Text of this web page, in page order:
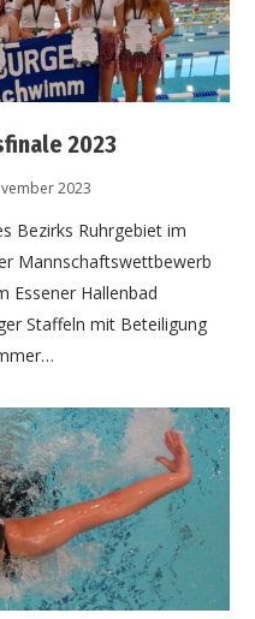
2023
2023
Bezirks Ruhrgebiet im
Mannschaftswettbewerb
Essener Hallenbad
Staffeln mit Beteiligung